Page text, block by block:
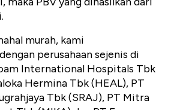
murah, kami
perusahaan sejenis di
International Hospitals Tbk
Hermina Tbk (HEAL), PT
Tbk (SRAJ), PT Mitra